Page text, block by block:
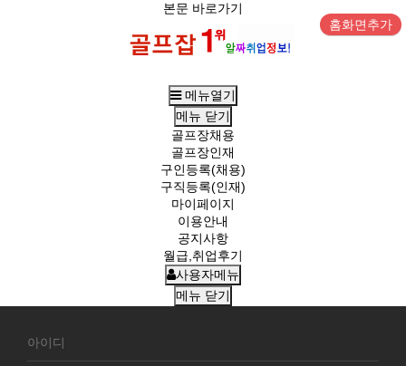
본문 바로가기
홈화면추가
메뉴열기
메뉴 닫기
골프장채용
골프장인재
구인등록(채용)
구직등록(인재)
마이페이지
이용안내
공지사항
월급,취업후기
사용자메뉴
메뉴 닫기
원